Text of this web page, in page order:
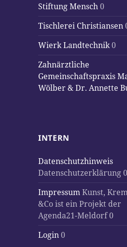
Stiftung Mensch0
Tischlerei Christiansen
Wierk Landtechnik0
Zahnärztliche
Gemeinschaftspraxis
Wölber & Dr. Annette
INTERN
Datenschutzhinweis
Datenschutzerklärung 0
ImpressumKunst,
&Co ist ein Projekt der
Agenda21-Meldorf 0
Login0